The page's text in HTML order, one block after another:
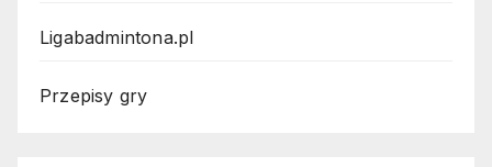
Ligabadmintona.pl
Przepisy gry